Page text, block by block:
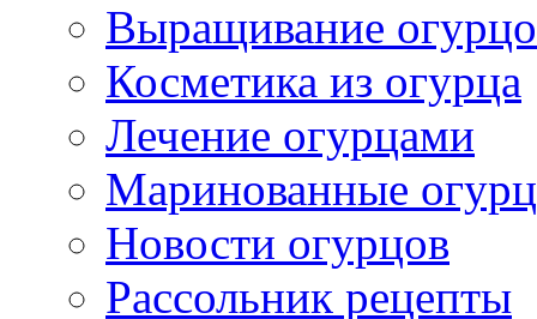
Выращивание
Косметика из огурца
Лечение огурцами
Маринованные
Новости огурцов
Рассольник рецепты